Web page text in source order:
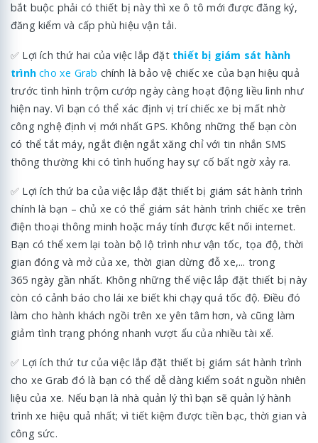
bắt buộc phải có thiết bị này thì xe ô tô mới được đăng ký,
đăng kiểm và cấp phù hiệu vận tải.
✅ Lợi ích thứ hai của việc lắp đặt thiết bị giám sát hành
trình cho xe Grab chính là bảo vệ chiếc xe của bạn hiệu quả
trước tình hình trộm cướp ngày càng hoạt động liều lình như
hiện nay. Vì bạn có thể xác định vị trí chiếc xe bị mất nhờ
công nghệ định vị mới nhất GPS. Không những thế bạn còn
có thể tắt máy, ngắt điện ngắt xăng chỉ với tin nhắn SMS
thông thường khi có tình huống hay sự cố bất ngờ xảy ra.
✅ Lợi ích thứ ba của việc lắp đặt thiết bị giám sát hành trình
chính là bạn – chủ xe có thể giám sát hành trình chiếc xe trên
điện thoại thông minh hoặc máy tính được kết nối internet.
Bạn có thể xem lại toàn bộ lộ trình như vận tốc, tọa độ, thời
gian đóng và mở của xe, thời gian dừng đỗ xe,... trong
365 ngày gần nhất. Không những thế việc lắp đặt thiết bị này
còn có cảnh báo cho lái xe biết khi chạy quá tốc độ. Điều đó
làm cho hành khách ngồi trên xe yên tâm hơn, và cũng làm
giảm tình trạng phóng nhanh vượt ẩu của nhiều tài xế.
✅ Lợi ích thứ tư của việc lắp đặt thiết bị giám sát hành trình
cho xe Grab đó là bạn có thể dễ dàng kiểm soát nguồn nhiên
liệu của xe. Nếu bạn là nhà quản lý thì bạn sẽ quản lý hành
trình xe hiệu quả nhất; vì tiết kiệm được tiền bạc, thời gian và
công sức.